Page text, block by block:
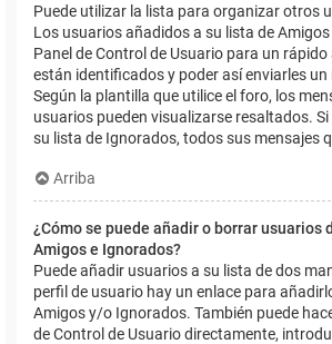
Puede utilizar la lista para organizar otros
Los usuarios añadidos a su lista de
Panel de Control de Usuario para un rápido
están identificados y poder así enviarles un
Según la plantilla que utilice el foro, los
usuarios pueden visualizarse resaltados.
su lista de Ignorados, todos sus mensajes
Arriba
¿Cómo se puede añadir o borrar usuarios
Amigos e Ignorados?
Puede añadir usuarios a su lista de dos
perfil de usuario hay un enlace para
Amigos y/o Ignorados. También puede
de Control de Usuario directamente,